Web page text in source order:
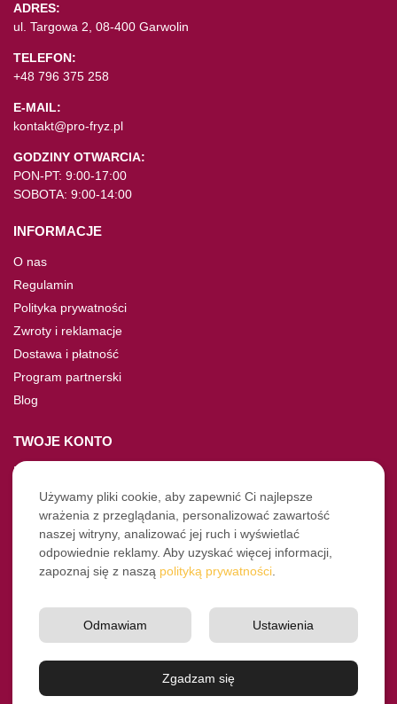
ADRES:
ul. Targowa 2, 08-400 Garwolin
TELEFON:
+48 796 375 258
E-MAIL:
kontakt@pro-fryz.pl
GODZINY OTWARCIA:
PON-PT: 9:00-17:00
SOBOTA: 9:00-14:00
INFORMACJE
O nas
Regulamin
Polityka prywatności
Zwroty i reklamacje
Dostawa i płatność
Program partnerski
Blog
TWOJE KONTO
Moje konto
Nie pamiętasz hasła?
Twoje zamówienia
NASZE SOCIALE
Instagram
© Pro-Fryz.pl 2021-2026
Używamy pliki cookie, aby zapewnić Ci najlepsze
wrażenia z przeglądania, personalizować zawartość
naszej witryny, analizować jej ruch i wyświetlać
odpowiednie reklamy. Aby uzyskać więcej informacji,
zapoznaj się z naszą polityką prywatności
Zgadzam się
Ustawienia
Odmawiam